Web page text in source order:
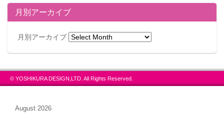
この記事が気に入ったらフォローしよう
月別アーカイブ
月別アーカイブ
© YOSHIKURA DESIGN,LTD. All Rights Reserved.
August 2026